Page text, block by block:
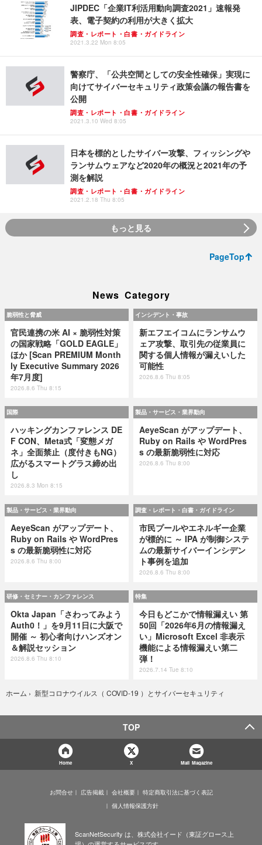
JIPDEC「企業IT利活用動向調査2021」速報発
表、電子契約の利用が大きく拡大
調査・レポート・白書・ガイドライン
2021.3.22 Mon 8:05
警察庁、「公共空間としての安全性確保」実現に
向けてサイバーセキュリティ政策会議の報告書を
公開
調査・レポート・白書・ガイドライン
2021.3.10 Wed 8:05
日本を標的としたサイバー攻撃、フィッシングや
ランサムウェアなど2020年の概況と2021年の予
測を解説
調査・レポート・白書・ガイドライン
2021.2.18 Thu 8:05
もっと見る
PageTop
News Category
脆弱性と脅威
官民連携の米 AI × 脆弱性対策
の国家戦略「GOLD EAGLE」
ほか [Scan PREMIUM Month
ly Executive Summary 2026
年7月度]
2026.8.6 Thu 8:15
インシデント・事故
新エフエイコムにランサムウ
ェア攻撃、取引先の従業員に
関する個人情報が漏えいした
可能性
2026.8.6 Thu 8:05
国際
ハッキングカンファレンス DE
F CON、Meta式「変態メガ
ネ」全面禁止（度付きもNG）
広がるスマートグラス締め出
し
2026.8.3 Mon 8:15
製品・サービス・業界動向
AeyeScan がアップデート、
Ruby on Rails や WordPres
s の最新脆弱性に対応
2026.8.6 Thu 8:00
製品・サービス・業界動向
AeyeScan がアップデート、
Ruby on Rails や WordPres
s の最新脆弱性に対応
2026.8.6 Thu 8:00
調査・レポート・白書・ガイドライン
市民プールやエネルギー企業
が標的に ～ IPA が制御システ
ムの最新サイバーインシデン
ト事例を追加
2026.8.6 Thu 8:00
研修・セミナー・カンファレンス
Okta Japan「さわってみよう
Auth0！」を9月11日に大阪で
開催 ～ 初心者向けハンズオン
＆解説セッション
2026.8.6 Thu 8:10
特集
今日もどこかで情報漏えい 第
50回「2026年6月の情報漏え
い」Microsoft Excel 非表示
機能による情報漏えい第二
弾！
2026.7.14 Tue 8:10
ホーム › 新型コロナウイルス（ COVID-19 ）とサイバーセキュリティ
TOP
Home X Mail Magazine
お問合せ 広告掲載 会社概要
特定商取引法に基づく表記
個人情報保護方針
ScanNetSecurity は、株式会社イード（東証グロース上